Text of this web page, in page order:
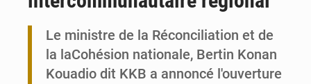
Maurice : Démission de la ministre Véronique Leu-Govind
Le ministre de la Réconciliation et de
la laCohésion nationale, Bertin Konan
Kouadio dit KKB a annoncé l'ouverture